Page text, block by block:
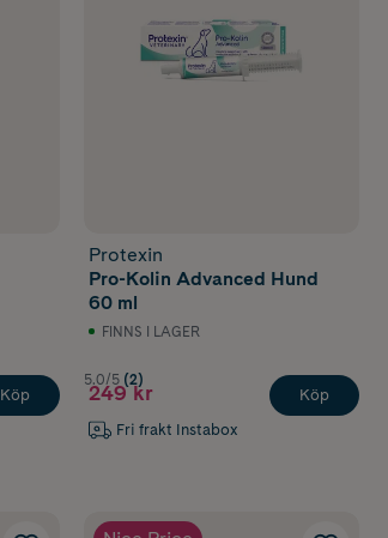
Köp
Protexin
Pro-Kolin Advanced Hund
60 ml
FINNS I LAGER
5.0/5 (2)
249 kr
Fri frakt Instabox
Köp